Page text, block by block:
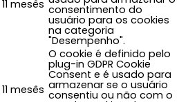
11 mesês consentimento do
usuário para os cookies
na categoria
"Desempenho".
11 mesês
O cookie é definido pelo
plug-in GDPR Cookie
Consent e é usado para
armazenar se o usuário
consentiu ou não com o